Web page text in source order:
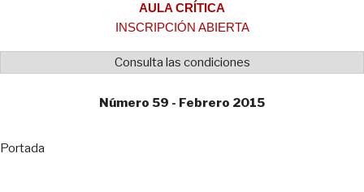
AULA CRÍTICA
INSCRIPCIÓN ABIERTA
Consulta las condiciones
Número 59 - Febrero 2015
Portada